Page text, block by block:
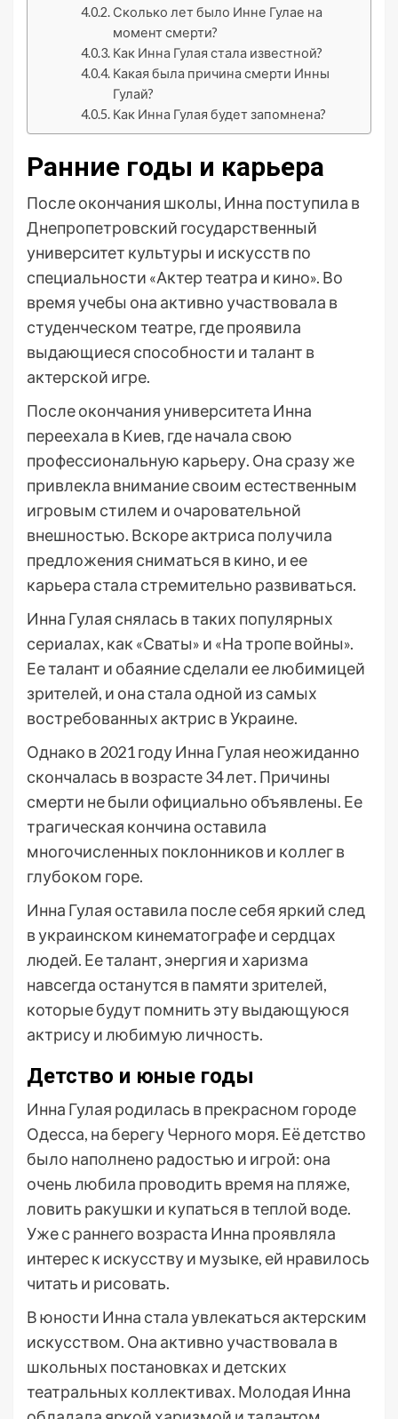
Сколько лет было Инне Гулае на
момент смерти?
Как Инна Гулая стала известной?
Какая была причина смерти Инны
Гулай?
Как Инна Гулая будет запомнена?
Ранние годы и карьера
После окончания школы, Инна поступила в
Днепропетровский государственный
университет культуры и искусств по
специальности «Актер театра и кино». Во
время учебы она активно участвовала в
студенческом театре, где проявила
выдающиеся способности и талант в
актерской игре.
После окончания университета Инна
переехала в Киев, где начала свою
профессиональную карьеру. Она сразу же
привлекла внимание своим естественным
игровым стилем и очаровательной
внешностью. Вскоре актриса получила
предложения сниматься в кино, и ее
карьера стала стремительно развиваться.
Инна Гулая снялась в таких популярных
сериалах, как «Сваты» и «На тропе войны».
Ее талант и обаяние сделали ее любимицей
зрителей, и она стала одной из самых
востребованных актрис в Украине.
Однако в 2021 году Инна Гулая неожиданно
скончалась в возрасте 34 лет. Причины
смерти не были официально объявлены. Ее
трагическая кончина оставила
многочисленных поклонников и коллег в
глубоком горе.
Инна Гулая оставила после себя яркий след
в украинском кинематографе и сердцах
людей. Ее талант, энергия и харизма
навсегда останутся в памяти зрителей,
которые будут помнить эту выдающуюся
актрису и любимую личность.
Детство и юные годы
Инна Гулая родилась в прекрасном городе
Одесса, на берегу Черного моря. Её детство
было наполнено радостью и игрой: она
очень любила проводить время на пляже,
ловить ракушки и купаться в теплой воде.
Уже с раннего возраста Инна проявляла
интерес к искусству и музыке, ей нравилось
читать и рисовать.
В юности Инна стала увлекаться актерским
искусством. Она активно участвовала в
школьных постановках и детских
театральных коллективах. Молодая Инна